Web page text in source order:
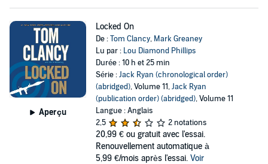
Aperçu
Locked On
De :Tom Clancy, Mark Greaney
Lu par : Lou Diamond Phillips
Durée : 10 h et 25 min
Série :Jack Ryan (chronological order)
(abridged), Volume 11,Jack Ryan
(publication order) (abridged), Volume 11
Langue : Anglais
2,5
2 notations
20,99 € ou gratuit avec l'essai.
Renouvellement automatique à
5,99 €/mois après l'essai. Voir